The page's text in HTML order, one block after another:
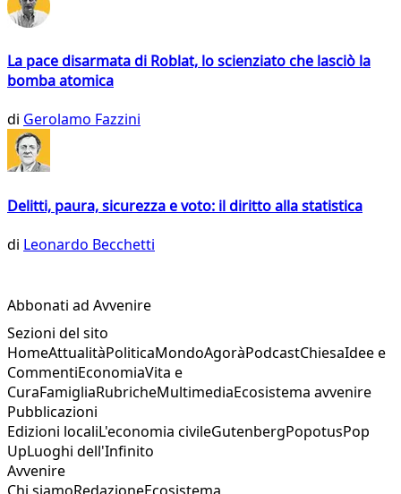
La pace disarmata di Roblat, lo scienziato che lasciò la
bomba atomica
di Gerolamo Fazzini
Delitti, paura, sicurezza e voto: il diritto alla statistica
di Leonardo Becchetti
Abbonati ad Avvenire
Sezioni del sito
HomeAttualitàPoliticaMondoAgoràPodcastChiesaIdee e
CommentiEconomiaVita e
CuraFamigliaRubricheMultimediaEcosistema avvenire
Pubblicazioni
Edizioni localiL'economia civileGutenbergPopotusPop
UpLuoghi dell'Infinito
Avvenire